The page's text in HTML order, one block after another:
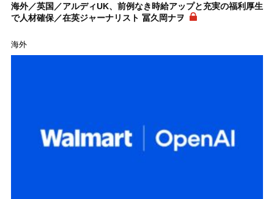
海外／英国／アルディUK、前例なき時給アップと充実の福利厚生
で人材確保／在英ジャーナリスト 冨久岡ナヲ
海外